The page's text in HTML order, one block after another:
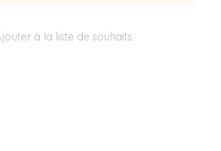
à la liste de souhaits